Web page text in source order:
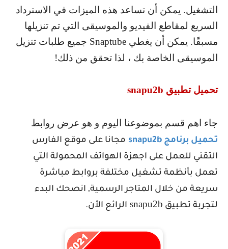
التشغيل. يمكن أن تساعد هذه الميزات في الاسترداد
السريع لمقاطع الفيديو والموسيقى التي تم تنزيلها
مسبقًا. يمكن أن يغطي Snaptube جميع طلبات تنزيل
الموسيقى الخاصة بك ، لذا تحقق من ذلك!
تحميل تطبيق snapu2b
جاء اهم قسم بموضوعنا اليوم و هو عرض روابط
تحميل برنامج snapu2b مجانا على موقع الفارس
التقني للعمل على اجهزة الهواتف المحمولة التي
تعمل بأنظمة تشغيل مختلفة بروابط مباشرة
سريعة من خلال المتاجر الرسمية, انصحك البدء
لتجربة تطبيق snapu2b الرائع الأن.